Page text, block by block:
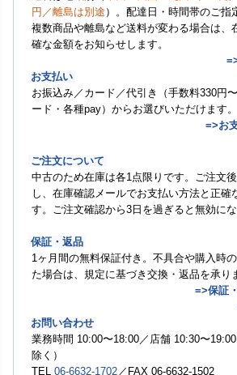
円／離島は別途 ）。配達日・時間帯のご指
複数商品や離島など送料が変わる場合は、
確な金額をお知らせします。
お支払い
お振込み／カード／代引き（手数料330円
ード・各種pay）からお選びいただけます。
=>お
ご注文について
中古のため在庫は各1点限りです。ご注文
し、在庫確認メールでお支払い方法と正確
す。ご注文確認から3日を過ぎると無効にな
保証・返品
1ヶ月間の無料保証付き。不具合や購入時
た場合は、規定に基づき交換・返品を承り
=>保証
お問い合わせ
業務時間 10:00〜18:00／店舗 10:30〜
除く）
TEL 06-6632-1702 ／FAX 06-6632-1502